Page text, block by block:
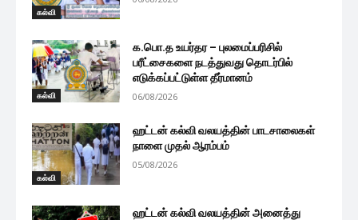
கல்வி
கல்வி
க.பொ.த உயர்தர – புலமைப்பரிசில்
பரீட்சைகளை நடத்துவது தொடர்பில்
எடுக்கப்பட்டுள்ள தீர்மானம்
06/08/2026
கல்வி
ஹட்டன் கல்வி வலயத்தின் பாடசாலைகள்
நாளை முதல் ஆரம்பம்
05/08/2026
ஹட்டன் கல்வி வலயத்தின் அனைத்து